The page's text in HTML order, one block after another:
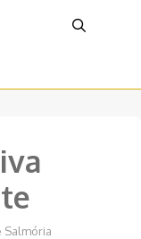
Salmória